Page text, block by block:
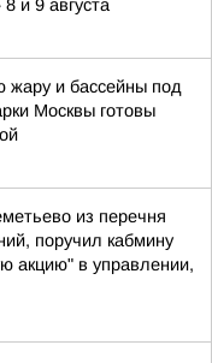
и 9 августа
жару и бассейны под
Москвы готовы
из перечня
поручил кабмину
акцию" в управлении,